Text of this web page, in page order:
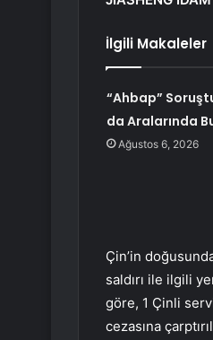
İlgili Makaleler
“Ahbap”
da Aralarında
Ağustos 6, 2026
Çin’in
saldırı ile ilgili
göre, 1 Çinli
cezasına